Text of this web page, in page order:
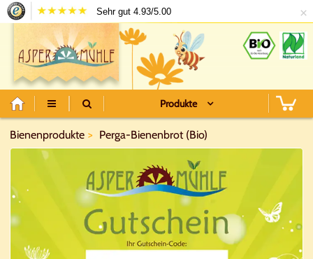
Sehr gut 4.93/5.00 ×
Produkte
Bienenprodukte Perga-Bienenbrot (Bio)